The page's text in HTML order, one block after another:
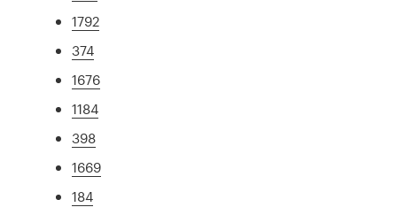
1792
374
1676
1184
398
1669
184